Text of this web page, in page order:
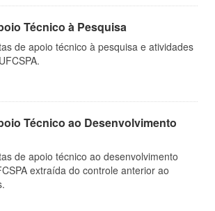
Técnico à Pesquisa
de apoio técnico à pesquisa e atividades
Técnico ao Desenvolvimento
de apoio técnico ao desenvolvimento
extraída do controle anterior ao